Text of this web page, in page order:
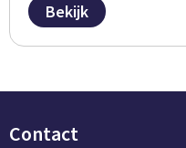
Bekijk
Contact